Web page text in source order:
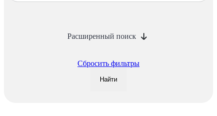
Расширенный поиск
Сбросить фильтры
Найти